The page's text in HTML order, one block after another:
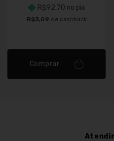
R$92,70 no pix
R$3,09 de cashback
Comprar